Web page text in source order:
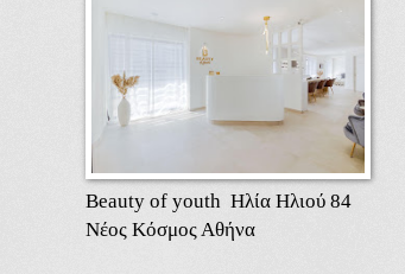
Beauty of youth Ηλία Ηλιού 84
Νέος Κόσμος Αθήνα